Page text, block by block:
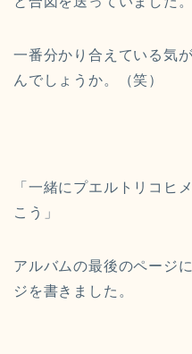
一番分かり合えている気
んでしょうか。（笑）
「一緒にプエルトリコヒ
こう」
アルバムの最後のページ
ジを書きました。